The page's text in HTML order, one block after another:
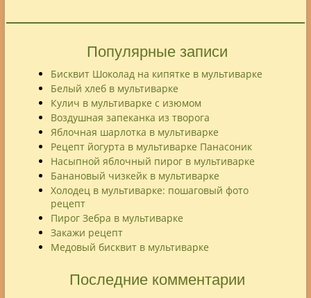
Популярные записи
Бисквит Шоколад на кипятке в мультиварке
Белый хлеб в мультиварке
Кулич в мультиварке с изюмом
Воздушная запеканка из творога
Яблочная шарлотка в мультиварке
Рецепт йогурта в мультиварке Панасоник
Насыпной яблочный пирог в мультиварке
Банановый чизкейк в мультиварке
Холодец в мультиварке: пошаговый фото
рецепт
Пирог Зебра в мультиварке
Закажи рецепт
Медовый бисквит в мультиварке
Последние комментарии